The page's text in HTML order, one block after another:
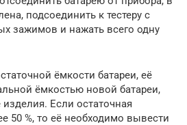
подсоединить к тестеру с
зажимов и нажать всего одну
ёмкости батареи, её
ёмкостью новой батареи,
Если остаточная
50 %, то её необходимо вывести